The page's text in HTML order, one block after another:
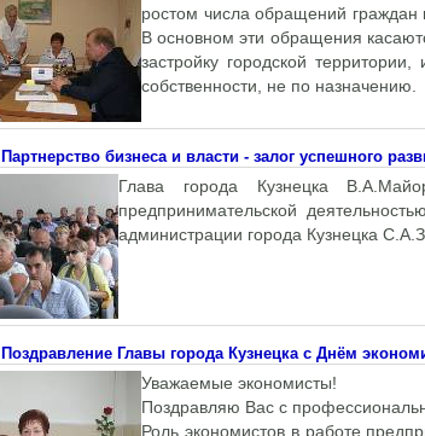
ростом числа обращений граждан
В основном эти обращения
застройку городской
собственности, не по назначению.
Партнерство бизнеса и власти - залог успешного
Глава города Кузнецка
предпринимательской
администрации города Кузнецка
Поздравление Главы города Кузнецка с Днём
Уважаемые экономисты!
Поздравляю Вас с
Роль экономистов в работе